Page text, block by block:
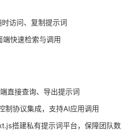
时访问、复制提示词
端快速检索与调用
直接查询、导出提示词
制协议集成，支持AI应用调用
搭建私有提示词平台，保障团队数